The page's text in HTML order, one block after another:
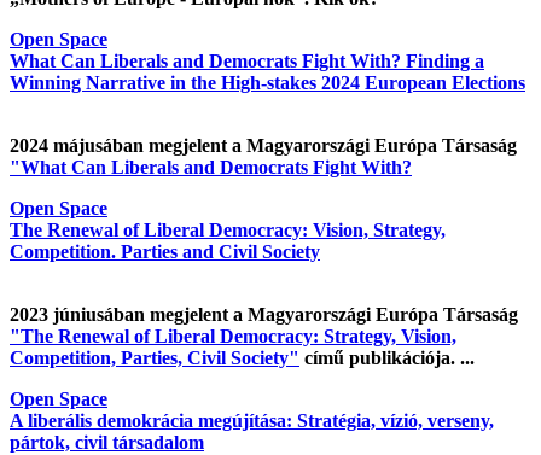
Open Space
What Can Liberals and Democrats Fight With? Finding a
Winning Narrative in the High-stakes 2024 European Elections
2024 májusában megjelent a Magyarországi Európa Társaság
"What Can Liberals and Democrats Fight With?
Open Space
The Renewal of Liberal Democracy: Vision, Strategy,
Competition. Parties and Civil Society
2023 júniusában megjelent a Magyarországi Európa Társaság
"The Renewal of Liberal Democracy: Strategy, Vision,
Competition, Parties, Civil Society" című publikációja. ...
Open Space
A liberális demokrácia megújítása: Stratégia, vízió, verseny,
pártok, civil társadalom